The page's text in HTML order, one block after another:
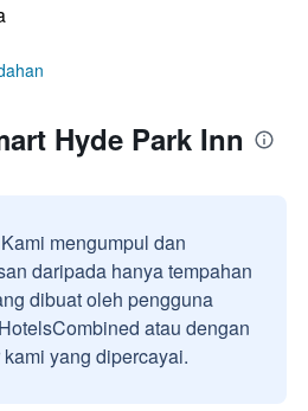
Hyde Park Inn
Kami mengumpul dan
daripada hanya tempahan
dibuat oleh pengguna
atau dengan
yang dipercayai.